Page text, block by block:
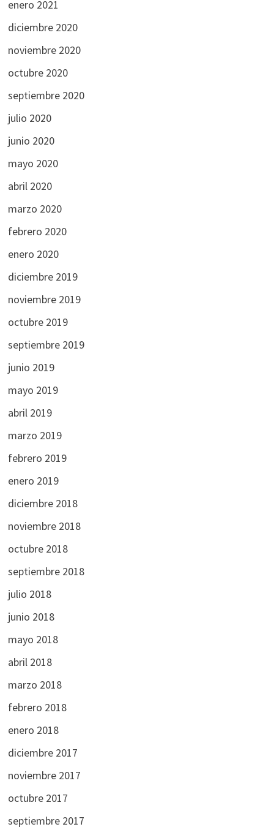
enero 2021
diciembre 2020
noviembre 2020
octubre 2020
septiembre 2020
julio 2020
junio 2020
mayo 2020
abril 2020
marzo 2020
febrero 2020
enero 2020
diciembre 2019
noviembre 2019
octubre 2019
septiembre 2019
junio 2019
mayo 2019
abril 2019
marzo 2019
febrero 2019
enero 2019
diciembre 2018
noviembre 2018
octubre 2018
septiembre 2018
julio 2018
junio 2018
mayo 2018
abril 2018
marzo 2018
febrero 2018
enero 2018
diciembre 2017
noviembre 2017
octubre 2017
septiembre 2017